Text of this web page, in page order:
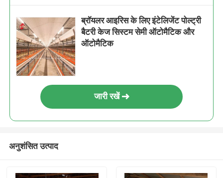
ब्रॉयलर आइरिस के लिए इंटेलिजेंट पोल्ट्री
बैटरी केज सिस्टम सेमी ऑटोमैटिक और
ऑटोमैटिक
जारी रखें
अनुशंसित उत्पाद